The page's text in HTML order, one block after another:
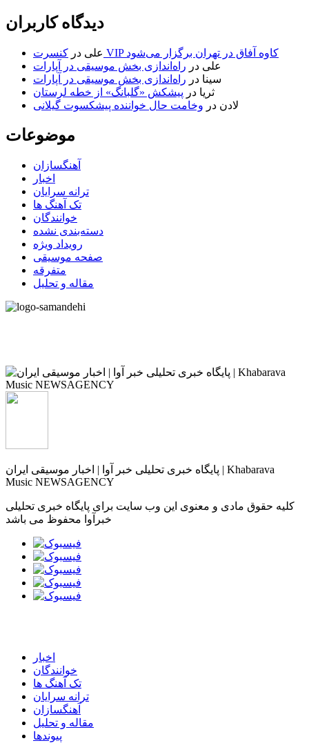
دیدگاه کاربران
علی در
کنسرت VIP کاوه آفاق در تهران برگزار می‌شود
علی در راه‌اندازی بخش موسیقی در آپارات
سینا در راه‌اندازی بخش موسیقی در آپارات
ثریا در پیشکش «گلبانگ» از خطه لرستان
لادن در وخامت حال خواننده پیشکسوت گیلانی
موضوعات
آهنگسازان
اخبار
ترانه سرایان
تک آهنگ ها
خوانندگان
دسته‌بندی نشده
رویداد ویژه
صفحه موسیقی
متفرقه
مقاله و تحلیل
پایگاه خبری تحلیلی خبر آوا | اخبار موسیقی ایران | Khabarava
Music NEWSAGENCY
کلیه حقوق مادی و معنوی این وب سایت برای پایگاه خبری تحلیلی
خبرآوا محفوظ می باشد
اخبار
خوانندگان
تک آهنگ ها
ترانه سرایان
آهنگسازان
مقاله و تحلیل
پیوندها